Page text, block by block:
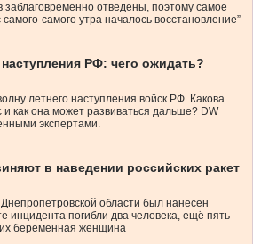
заблаговременно отведены, поэтому самое
самого утра началось восстановление”
РФ: чего ожидать?
летнего наступления войск РФ. Какова
как она может развиваться дальше? DW
экспертами.
в наведении российских ракет
области был нанесен
инцидента погибли два человека, ещё пять
беременная женщина